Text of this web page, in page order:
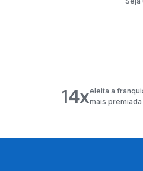
14xeleita a
mais premiada